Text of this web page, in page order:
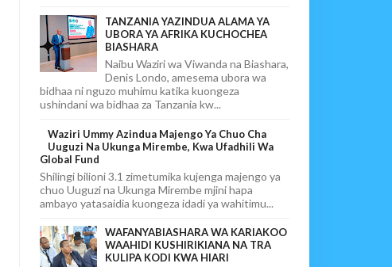
TANZANIA YAZINDUA ALAMA YA
UBORA YA AFRIKA KUCHOCHEA
BIASHARA
Naibu Waziri wa Viwanda na Biashara,
Denis Londo, amesema ubora wa
bidhaa ni nguzo muhimu katika kuongeza
ushindani wa bidhaa za Tanzania kw...
Waziri Ummy Azindua Majengo Ya Chuo Cha
Uuguzi Na Ukunga Mirembe, Kwa Ufadhili Wa
Global Fund
Shilingi bilioni 3.1 zimetumika kujenga majengo ya
chuo Uuguzi na Ukunga Mirembe mjini hapa
ambayo yatasaidia kuongeza idadi ya wahitimu...
WAFANYABIASHARA WA KARIAKOO
WAAHIDI KUSHIRIKIANA NA TRA
KULIPA KODI KWA HIARI